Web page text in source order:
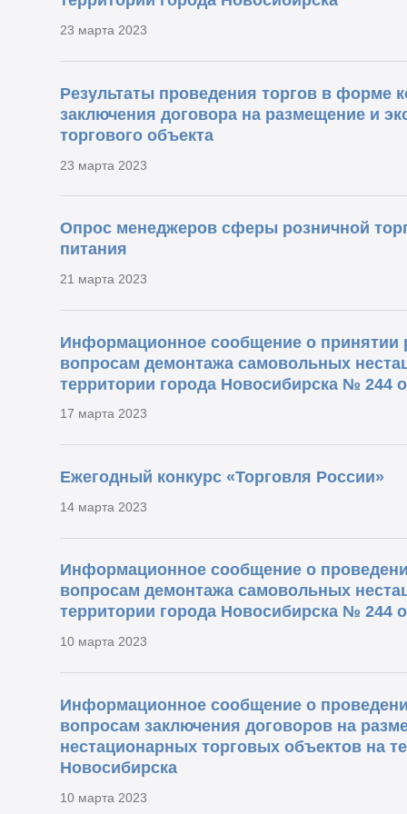
23 марта 2023
Результаты проведения торгов в форме
заключения договора на размещение и
торгового объекта
23 марта 2023
Опрос менеджеров сферы розничной
питания
21 марта 2023
Информационное сообщение о принятии
вопросам демонтажа самовольных
территории города Новосибирска № 244
17 марта 2023
Ежегодный конкурс «Торговля России»
14 марта 2023
Информационное сообщение о
вопросам демонтажа самовольных
территории города Новосибирска № 244
10 марта 2023
Информационное сообщение о
вопросам заключения договоров на
нестационарных торговых объектов на
Новосибирска
10 марта 2023